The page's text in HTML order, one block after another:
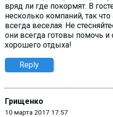
вряд ли где покормят. В
несколько компаний, так
всегда веселая. Не
они всегда готовы помочь
хорошего отдыха!
Reply
Грищенко
10 марта 2017 17:57